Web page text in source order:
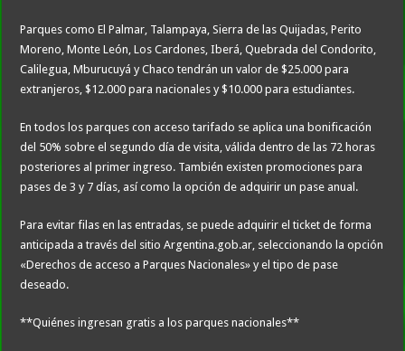
Parques como El Palmar, Talampaya, Sierra de las Quijadas, Perito
Moreno, Monte León, Los Cardones, Iberá, Quebrada del Condorito,
Calilegua, Mburucuyá y Chaco tendrán un valor de $25.000 para
extranjeros, $12.000 para nacionales y $10.000 para estudiantes.
En todos los parques con acceso tarifado se aplica una bonificación
del 50% sobre el segundo día de visita, válida dentro de las 72 horas
posteriores al primer ingreso. También existen promociones para
pases de 3 y 7 días, así como la opción de adquirir un pase anual.
Para evitar filas en las entradas, se puede adquirir el ticket de forma
anticipada a través del sitio Argentina.gob.ar, seleccionando la opción
«Derechos de acceso a Parques Nacionales» y el tipo de pase
deseado.
**Quiénes ingresan gratis a los parques nacionales**